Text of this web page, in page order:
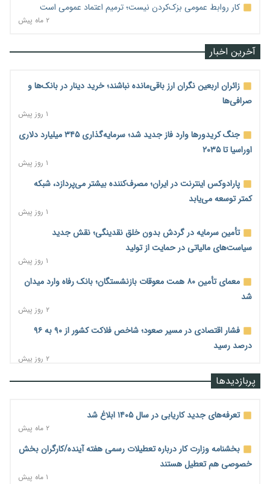
کار روابط عمومی بزک‌کردن نیست؛ ترمیم اعتماد عمومی است
۲ ماه پیش
آخرین اخبار
زائران اربعین نگران ارز باقی‌مانده نباشند؛ خرید دینار در بانک‌ها و
صرافی‌ها
۱ روز پیش
جنگ کریدورها وارد فاز جدید شد؛ سرمایه‌گذاری ۳۴۵ میلیارد دلاری
اوراسیا تا ۲۰۳۵
۱ روز پیش
پارادوکس اینترنت در ایران؛ مصرف‌کننده بیشتر می‌پردازد، شبکه
کمتر توسعه می‌یابد
۱ روز پیش
تأمین سرمایه در گردش بدون خلق نقدینگی؛ نقش جدید
سیاست‌های مالیاتی در حمایت از تولید
۱ روز پیش
معمای تأمین ۸۰ همت معوقات بازنشستگان؛ بانک رفاه وارد میدان
شد
۲ روز پیش
فشار اقتصادی در مسیر صعود؛ شاخص فلاکت کشور از ۹۰ به ۹۶
درصد رسید
۲ روز پیش
رشد ۷۵ هزار میلیاردی بازار خرید اعتباری؛ فین‌تک‌ها وارد میدان
آغاز اجرای پایلوت «ردا کارت» برای دانشجویان تحصیلات تکمیلی
۲ روز پیش
پربازدیدها
تعرفه‌های جدید کاریابی در سال ۱۴۰۵ ابلاغ شد
۲ ماه پیش
بخشنامه وزارت کار درباره تعطیلات رسمی هفته آینده/کارگران بخش
خصوصی هم تعطیل هستند
۱ ماه پیش